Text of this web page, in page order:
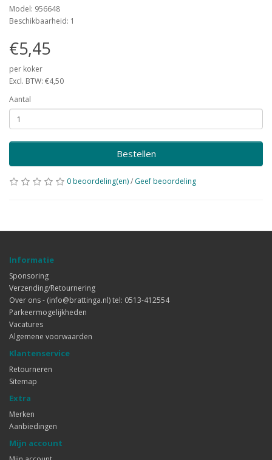
Model: 956648
Beschikbaarheid: 1
€5,45
per koker
Excl. BTW: €4,50
Aantal
Bestellen
0 beoordeling(en)/ Geef beoordeling
Informatie
Sponsoring
Verzending/Retournering
Over ons - (info@brattinga.nl) tel: 0513-412554
Parkeermogelijkheden
Vacatures
Algemene voorwaarden
Klantenservice
Retourneren
Sitemap
Extra
Merken
Aanbiedingen
Mijn account